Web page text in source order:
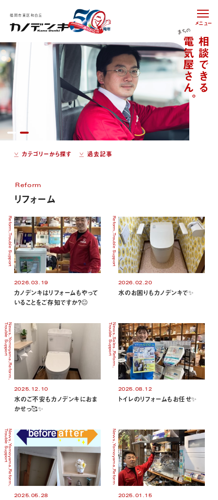
メニュー
福岡市東区和白丘
カテゴリーから探す 過去記事
Reform
リフォーム
2026.03.19
Reform
Trouble Support
カノデンキはリフォームもやって
いることをご存知ですか？😐
2026.02.20
Reform
Trouble Support
水のお困りもカノデンキで✨
2025.12.10
News
Yomoyama
Reform
Trouble Support
水のご不安もカノデンキにおま
かせっ🥰✨
2025.08.12
News
Sales
Reform
Trouble Support
トイレのリフォームもお任せ✨
2025.05.28
News
Yomoyama
Reform
Trouble Support
2025.01.15
News
Yomoyama
Reform